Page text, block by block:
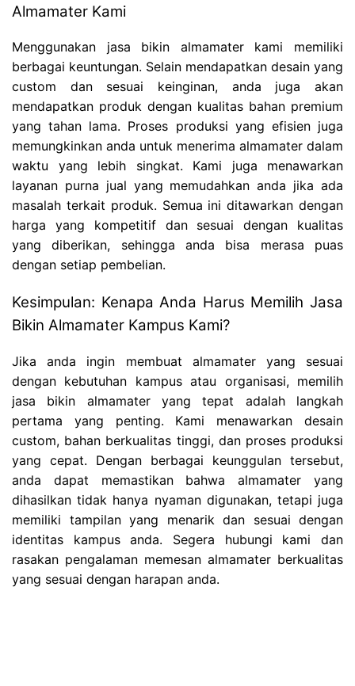
Almamater Kami
Menggunakan jasa bikin almamater kami memiliki
berbagai keuntungan. Selain mendapatkan desain yang
custom dan sesuai keinginan, anda juga akan
mendapatkan produk dengan kualitas bahan premium
yang tahan lama. Proses produksi yang efisien juga
memungkinkan anda untuk menerima almamater dalam
waktu yang lebih singkat. Kami juga menawarkan
layanan purna jual yang memudahkan anda jika ada
masalah terkait produk. Semua ini ditawarkan dengan
harga yang kompetitif dan sesuai dengan kualitas
yang diberikan, sehingga anda bisa merasa puas
dengan setiap pembelian.
Kesimpulan: Kenapa Anda Harus Memilih Jasa
Bikin Almamater Kampus Kami?
Jika anda ingin membuat almamater yang sesuai
dengan kebutuhan kampus atau organisasi, memilih
jasa bikin almamater yang tepat adalah langkah
pertama yang penting. Kami menawarkan desain
custom, bahan berkualitas tinggi, dan proses produksi
yang cepat. Dengan berbagai keunggulan tersebut,
anda dapat memastikan bahwa almamater yang
dihasilkan tidak hanya nyaman digunakan, tetapi juga
memiliki tampilan yang menarik dan sesuai dengan
identitas kampus anda. Segera hubungi kami dan
rasakan pengalaman memesan almamater berkualitas
yang sesuai dengan harapan anda.